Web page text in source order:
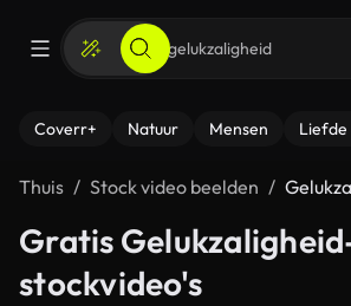
Coverr+ Natuur Mensen Liefde
Thuis Stock video beelden
Gratis
stockvideo's